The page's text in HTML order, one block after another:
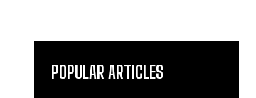
POPULAR ARTICLES